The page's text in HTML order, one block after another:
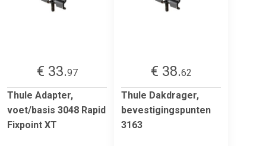
€ 33.97
Thule Adapter,
voet/basis 3048 Rapid
Fixpoint XT
€ 38.62
Thule Dakdrager,
bevestigingspunten
3163